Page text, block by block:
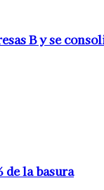
B y se
de la basura